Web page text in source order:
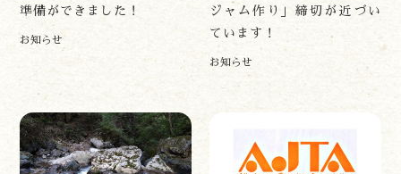
準備ができました！
お知らせ
ジャム作り」締切が近づい
ています！
お知らせ
TEL:0982-65-0178